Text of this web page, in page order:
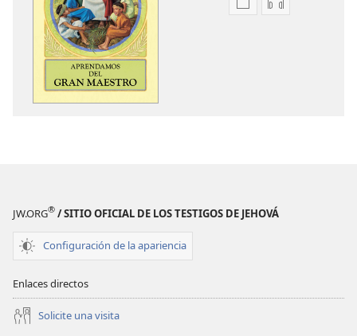
OpcionesOpciones
JW.ORG® / SITIO OFICIAL DE LOS TESTIGOS DE JEHOVÁ
Configuración de la apariencia
Enlaces directos
Solicite una visita